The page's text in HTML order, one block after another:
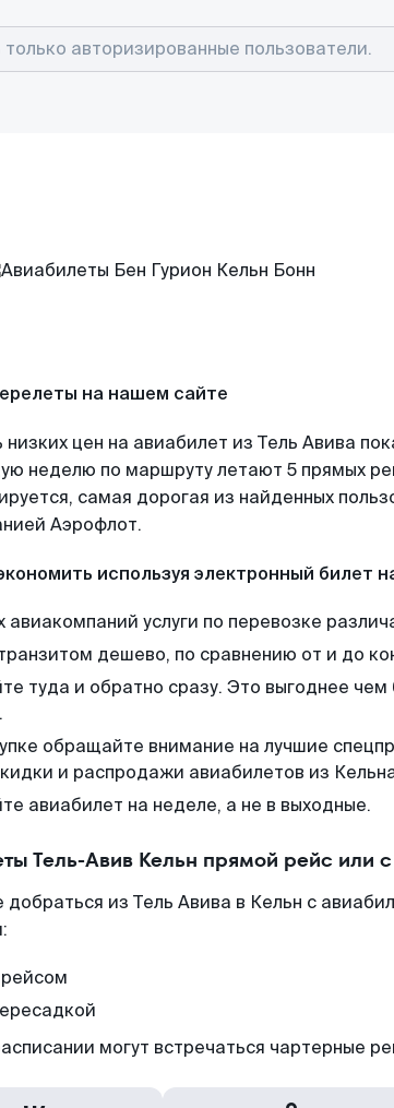
на нашем сайте
низких цен на авиабилет из Тель Авива
неделю по маршруту летают 5 прямых
самая дорогая из найденных
Аэрофлот.
используя электронный билет
авиакомпаний услуги по перевозке
дешево, по сравнению от и до
туда и обратно сразу. Это выгоднее
обращайте внимание на лучшие
и распродажи авиабилетов из
авиабилет на неделе, а не в выходные.
Тель-Авив Кельн прямой рейс или
из Тель Авива в Кельн с
могут встречаться чартерные